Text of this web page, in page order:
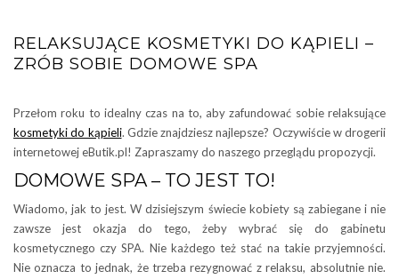
RELAKSUJĄCE KOSMETYKI DO KĄPIELI –
ZRÓB SOBIE DOMOWE SPA
Przełom roku to idealny czas na to, aby zafundować sobie relaksujące
kosmetyki do kąpieli. Gdzie znajdziesz najlepsze? Oczywiście w drogerii
internetowej eButik.pl! Zapraszamy do naszego przeglądu propozycji.
DOMOWE SPA – TO JEST TO!
Wiadomo, jak to jest. W dzisiejszym świecie kobiety są zabiegane i nie
zawsze jest okazja do tego, żeby wybrać się do gabinetu
kosmetycznego czy SPA. Nie każdego też stać na takie przyjemności.
Nie oznacza to jednak, że trzeba rezygnować z relaksu, absolutnie nie.